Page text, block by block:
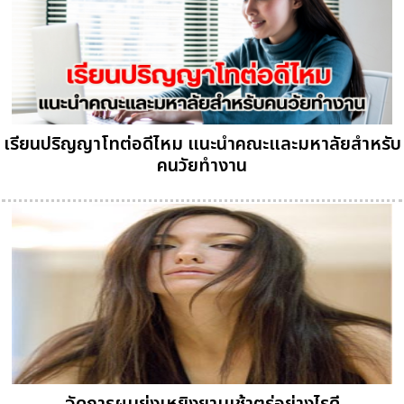
เรียนปริญญาโทต่อดีไหม แนะนำคณะและมหาลัยสำหรับ
คนวัยทำงาน